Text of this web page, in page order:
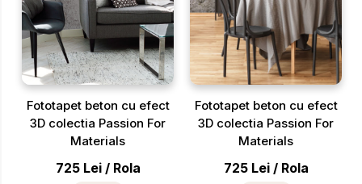
Fototapet beton cu efect
3D colectia Passion For
Materials
725 Lei / Rola
Fototapet beton cu efect
3D colectia Passion For
Materials
725 Lei / Rola